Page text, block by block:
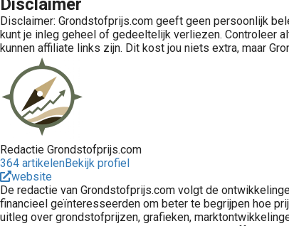
Disclaimer
Disclaimer: Grondstofprijs.com geeft geen persoonlijk
kunt je inleg geheel of gedeeltelijk verliezen. Controleer
kunnen affiliate links zijn. Dit kost jou niets extra, maar
Redactie Grondstofprijs.com
364 artikelenBekijk profiel
website
De redactie van Grondstofprijs.com volgt de
financieel geïnteresseerden om beter te begrijpen hoe
uitleg over grondstofprijzen, grafieken,